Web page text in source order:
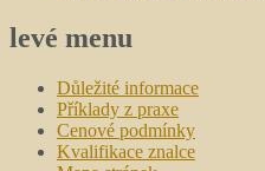
levé menu
Důležité informace
Příklady z praxe
Cenové podmínky
Kvalifikace znalce